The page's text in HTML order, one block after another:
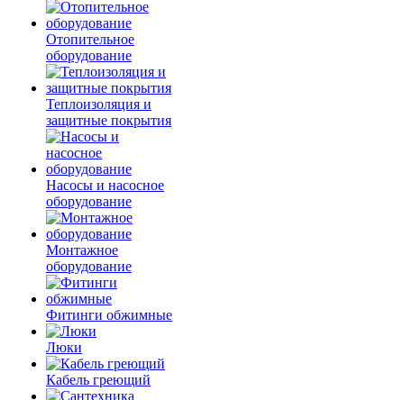
Отопительное
оборудование
Теплоизоляция и
защитные покрытия
Насосы и насосное
оборудование
Монтажное
оборудование
Фитинги обжимные
Люки
Кабель греющий